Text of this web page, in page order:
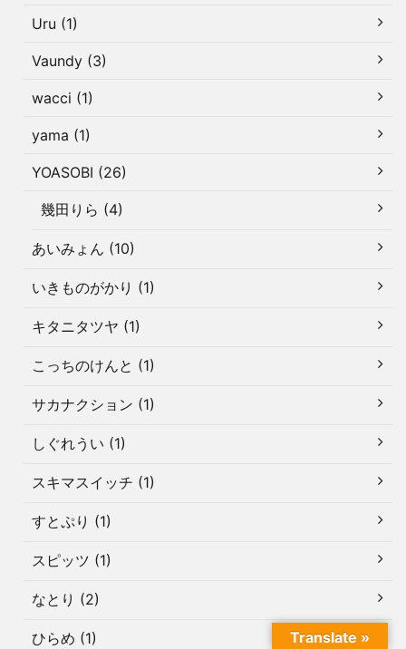
Uru (1)
Vaundy (3)
wacci (1)
yama (1)
YOASOBI (26)
幾田りら (4)
あいみょん (10)
いきものがかり (1)
キタニタツヤ (1)
こっちのけんと (1)
サカナクション (1)
しぐれうい (1)
スキマスイッチ (1)
すとぷり (1)
スピッツ (1)
なとり (2)
ひらめ (1) Translate »